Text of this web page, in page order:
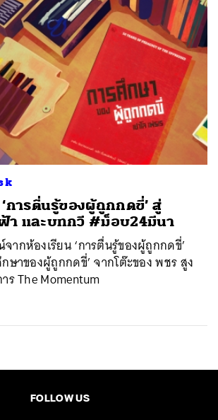
การตื่นรู้ของผู้ถูกกดขี่’ สู่
า และบทกวี #ม็อบ24มีนา
ากห้องเรียน ‘การตื่นรู้ของผู้ถูกกดขี่’
ษาของผู้ถูกกดขี่’ จากโต๊ะของ พชร สูง
ร The Momentum
FOLLOW US
LINE